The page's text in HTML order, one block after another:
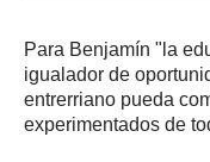
Para Benjamín "la
igualador de
entrerriano pueda
experimentados de